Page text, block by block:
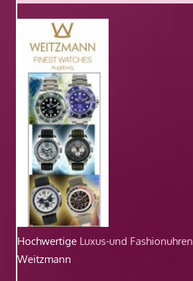
Hochwertige Luxus-und Fashionuhren
Weitzmann